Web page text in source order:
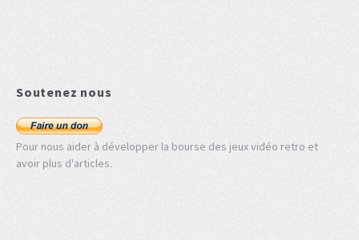
Soutenez nous
Pour nous aider à développer la bourse des jeux vidéo retro et
avoir plus d'articles.